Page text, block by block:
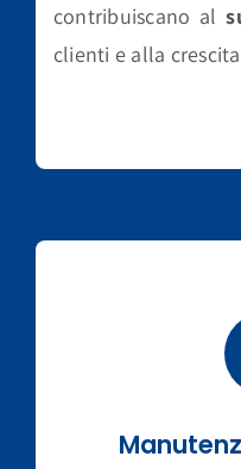
contribuiscano al
clienti e alla